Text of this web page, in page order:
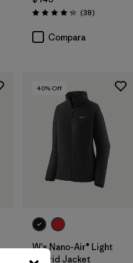
Valoración: 4.2 / 5
(38Comentarios
)
Compara
40% Off
W's Nano-Air® Light
Hybrid Jacket